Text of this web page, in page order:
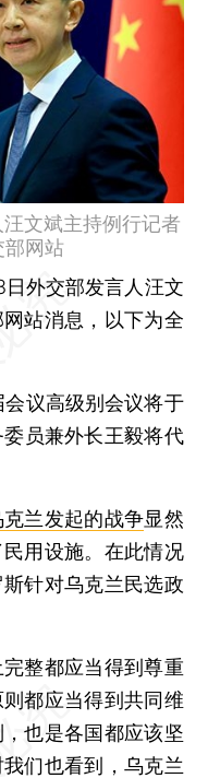
文斌主持例行记者
部网站
外交部发言人汪文
站消息，以下为全
议高级别会议将于
员兼外长王毅将代
兰发起的战争显然
用设施。在此情况
针对乌克兰民选政
整都应当得到尊重
都应当得到共同维
也是各国都应该坚
们也看到，乌克兰